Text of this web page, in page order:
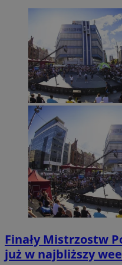
Finały Mistrzostw
już w najbliższy